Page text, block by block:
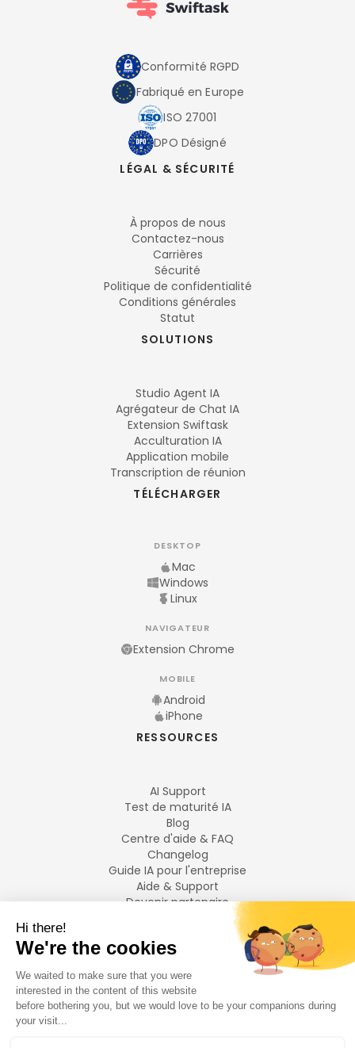
Conformité RGPD
Fabriqué en Europe
ISO 27001
DPO Désigné
LÉGAL & SÉCURITÉ
À propos de nous
Contactez-nous
Carrières
Sécurité
Politique de confidentialité
Conditions générales
Statut
SOLUTIONS
Studio Agent IA
Agrégateur de Chat IA
Extension Swiftask
Acculturation IA
Application mobile
Transcription de réunion
TÉLÉCHARGER
DESKTOP
Mac
Windows
Linux
NAVIGATEUR
Extension Chrome
MOBILE
Android
iPhone
RESSOURCES
AI Support
Test de maturité IA
Blog
Centre d'aide & FAQ
Changelog
Guide IA pour l'entreprise
Aide & Support
Devenir partenaire
LANGUES
Français
English